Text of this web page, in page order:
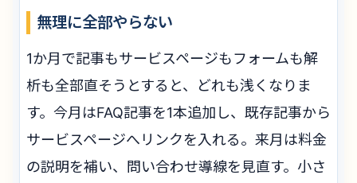
無理に全部やらない
1か月で記事もサービスページもフォームも解
析も全部直そうとすると、どれも浅くなりま
す。今月はFAQ記事を1本追加し、既存記事から
サービスページへリンクを入れる。来月は料金
の説明を補い、問い合わせ導線を見直す。小さ